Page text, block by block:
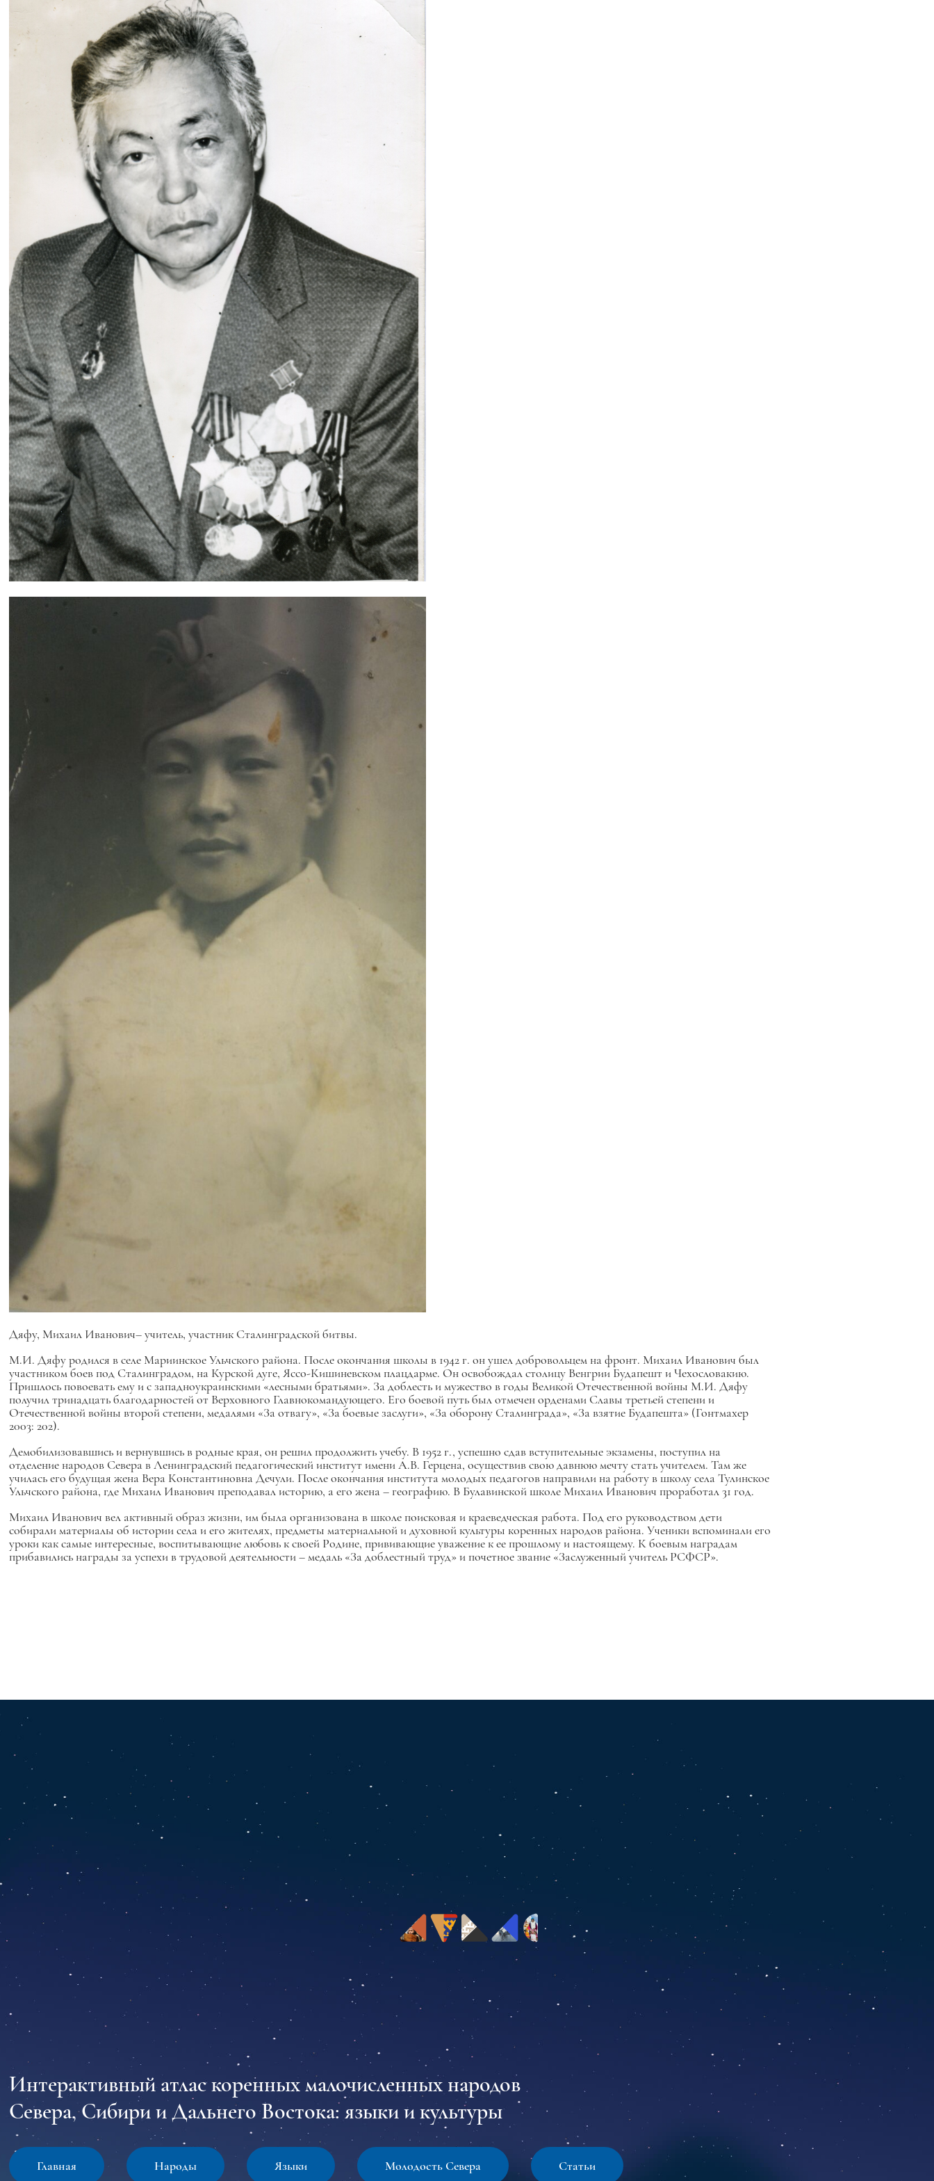
Дяфу, Михаил Иванович– учитель, участник Сталинградской битвы.
М.И. Дяфу родился в селе Мариинское Ульчского района. После окончания школы в 1942 г. он ушел добровольцем на фронт. Михаил Иванович был
участником боев под Сталинградом, на Курской дуге, Яссо-Кишиневском плацдарме. Он освобождал столицу Венгрии Будапешт и Чехословакию.
Пришлось повоевать ему и с западноукраинскими «лесными братьями». За доблесть и мужество в годы Великой Отечественной войны М.И. Дяфу
получил тринадцать благодарностей от Верховного Главнокомандующего. Его боевой путь был отмечен орденами Славы третьей степени и
Отечественной войны второй степени, медалями «За отвагу», «За боевые заслуги», «За оборону Сталинграда», «За взятие Будапешта» (Гонтмахер
2003: 202).
Демобилизовавшись и вернувшись в родные края, он решил продолжить учебу. В 1952 г., успешно сдав вступительные экзамены, поступил на
отделение народов Севера в Ленинградский педагогический институт имени А.В. Герцена, осуществив свою давнюю мечту стать учителем. Там же
училась его будущая жена Вера Константиновна Дечули. После окончания института молодых педагогов направили на работу в школу села Тулинское
Ульчского района, где Михаил Иванович преподавал историю, а его жена – географию. В Булавинской школе Михаил Иванович проработал 31 год.
Михаил Иванович вел активный образ жизни, им была организована в школе поисковая и краеведческая работа. Под его руководством дети
собирали материалы об истории села и его жителях, предметы материальной и духовной культуры коренных народов района. Ученики вспоминали его
уроки как самые интересные, воспитывающие любовь к своей Родине, прививающие уважение к ее прошлому и настоящему. К боевым наградам
прибавились награды за успехи в трудовой деятельности – медаль «За доблестный труд» и почетное звание «Заслуженный учитель РСФСР».
Интерактивный атлас коренных малочисленных народов
Севера, Сибири и Дальнего Востока: языки и культуры
Главная Народы Языки Молодость Севера Статьи